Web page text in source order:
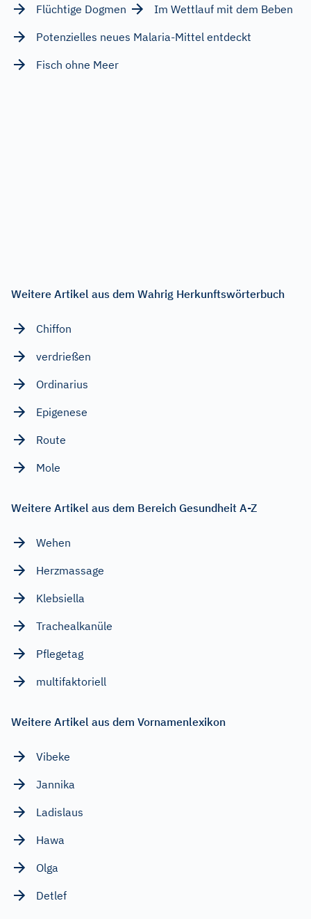
Flüchtige Dogmen
Im Wettlauf mit dem Beben
Potenzielles neues Malaria-Mittel entdeckt
Fisch ohne Meer
Weitere Artikel aus dem Wahrig Herkunftswörterbuch
Chiffon
verdrießen
Ordinarius
Epigenese
Route
Mole
Weitere Artikel aus dem Bereich Gesundheit A-Z
Wehen
Herzmassage
Klebsiella
Trachealkanüle
Pflegetag
multifaktoriell
Weitere Artikel aus dem Vornamenlexikon
Vibeke
Jannika
Ladislaus
Hawa
Olga
Detlef